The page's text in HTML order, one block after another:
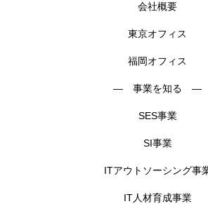
会社概要
東京オフィス
福岡オフィス
― 事業を知る ―
SES事業
SI事業
ITアウトソーシング事
IT人材育成事業